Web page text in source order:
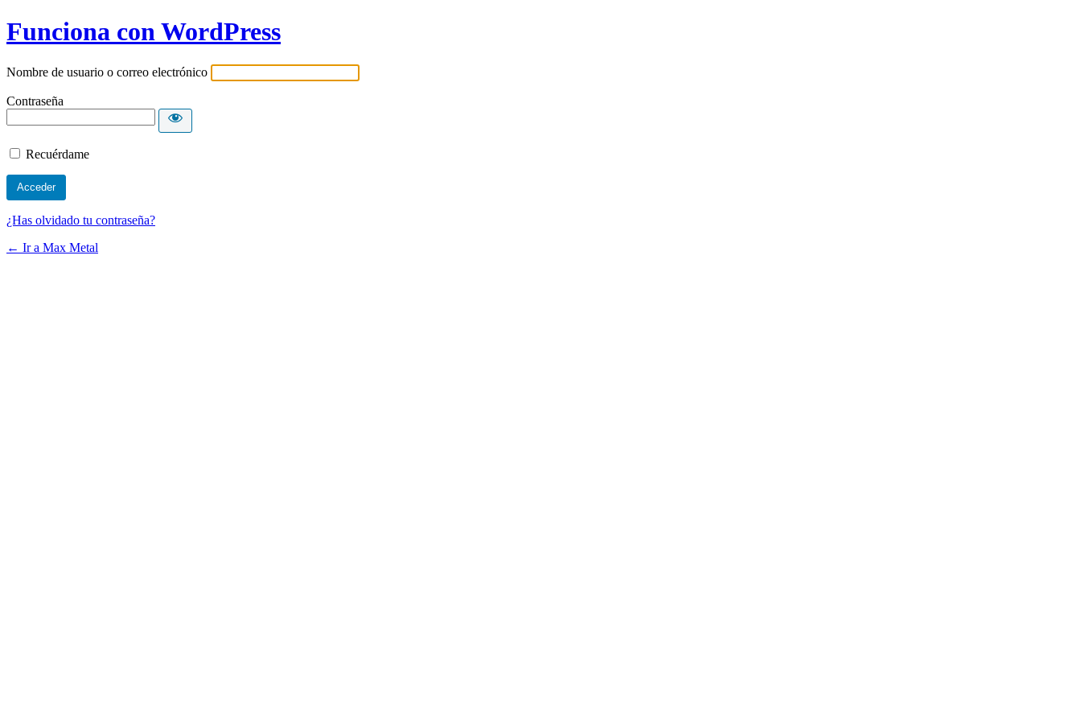
Funciona con WordPress
Nombre de usuario o correo electrónico
Contraseña
Recuérdame
¿Has olvidado tu contraseña?
← Ir a Max Metal